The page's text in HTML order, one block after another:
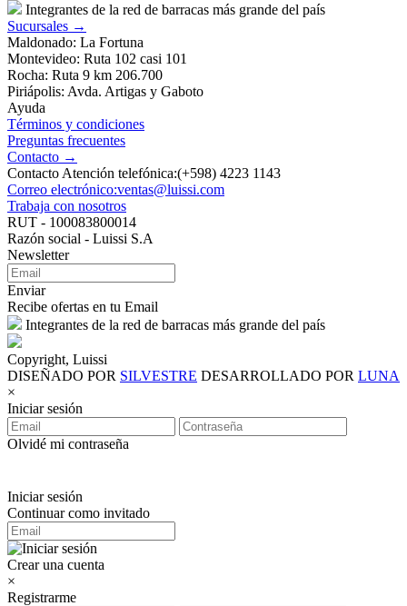
Integrantes de la red de barracas más grande del país
Sucursales →
Maldonado: La Fortuna
Montevideo: Ruta 102 casi 101
Rocha: Ruta 9 km 206.700
Piriápolis: Avda. Artigas y Gaboto
Ayuda
Términos y condiciones
Preguntas frecuentes
Contacto →
Contacto Atención telefónica:(+598) 4223 1143
Correo electrónico:ventas@luissi.com
Trabaja con nosotros
RUT - 100083800014
Razón social - Luissi S.A
Newsletter
Enviar
Recibe ofertas en tu Email
Integrantes de la red de barracas más grande del país
Copyright, Luissi
DISEÑADO POR SILVESTRE DESARROLLADO POR LUNA
×
Iniciar sesión
Olvidé mi contraseña
Iniciar sesión
Continuar como invitado
Crear una cuenta
×
Registrarme